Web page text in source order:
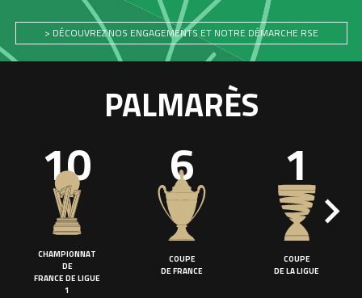
> DÉCOUVREZ NOS ENGAGEMENTS ET NOTRE DÉMARCHE RSE
PALMARÈS
10
CHAMPIONNAT
DE
FRANCE DE LIGUE
1
6
COUPE
DE FRANCE
1
COUPE
DE LA LIGUE